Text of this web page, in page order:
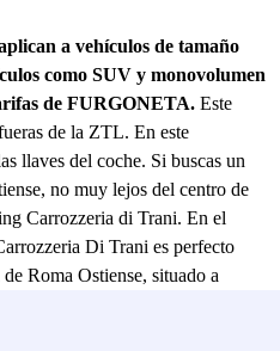
a vehículos de tamaño
como SUV y monovolumen
de FURGONETA. Este
de la ZTL. En este
llaves del coche. Si buscas un
no muy lejos del centro de
Carrozzeria di Trani. En el
Di Trani es perfecto
Roma Ostiense, situado a